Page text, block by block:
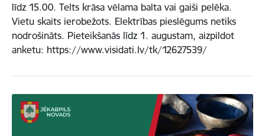
līdz 15.00. Telts krāsa vēlama balta vai gaiši pelēka.
Vietu skaits ierobežots. Elektrības pieslēgums netiks
nodrošināts. Pieteikšanās līdz 1. augustam, aizpildot
anketu: https://www.visidati.lv/tk/12627539/